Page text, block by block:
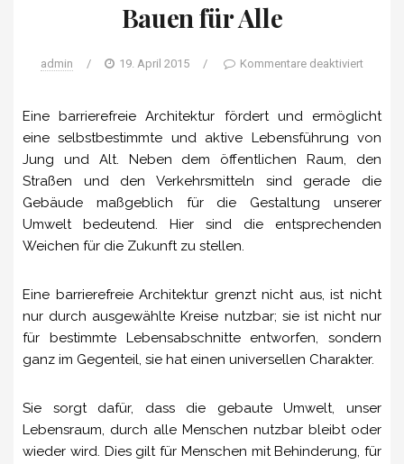
Bauen für Alle
admin / 19. April 2015 / Kommentare deaktiviert
Eine barrierefreie Architektur fördert und ermöglicht
eine selbstbestimmte und aktive Lebensführung von
Jung und Alt. Neben dem öffentlichen Raum, den
Straßen und den Verkehrsmitteln sind gerade die
Gebäude maßgeblich für die Gestaltung unserer
Umwelt bedeutend. Hier sind die entsprechenden
Weichen für die Zukunft zu stellen.
Eine barrierefreie Architektur grenzt nicht aus, ist nicht
nur durch ausgewählte Kreise nutzbar; sie ist nicht nur
für bestimmte Lebensabschnitte entworfen, sondern
ganz im Gegenteil, sie hat einen universellen Charakter.
Sie sorgt dafür, dass die gebaute Umwelt, unser
Lebensraum, durch alle Menschen nutzbar bleibt oder
wieder wird. Dies gilt für Menschen mit Behinderung, für